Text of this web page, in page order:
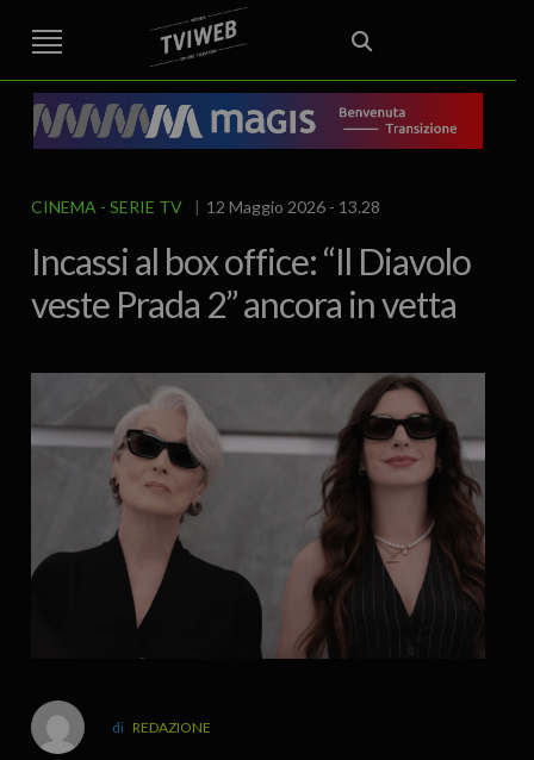
STREET TG CRONACA VENETO
VICENZA E PROVINCIA
AREA BERICA
ECONOMIA ATTUALITA’ POLITICA
EDITORIALE ITALIA E MONDO CURIOSITÀ – LIFESTYLE
CULTURA ARTE
SPORT
IL GRAFFIO FOOD & DRINK
CINEMA - SERIE TV 12 Maggio 2026 - 13.28
Incassi al box office: “Il Diavolo
veste Prada 2” ancora in vetta
REDAZIONE